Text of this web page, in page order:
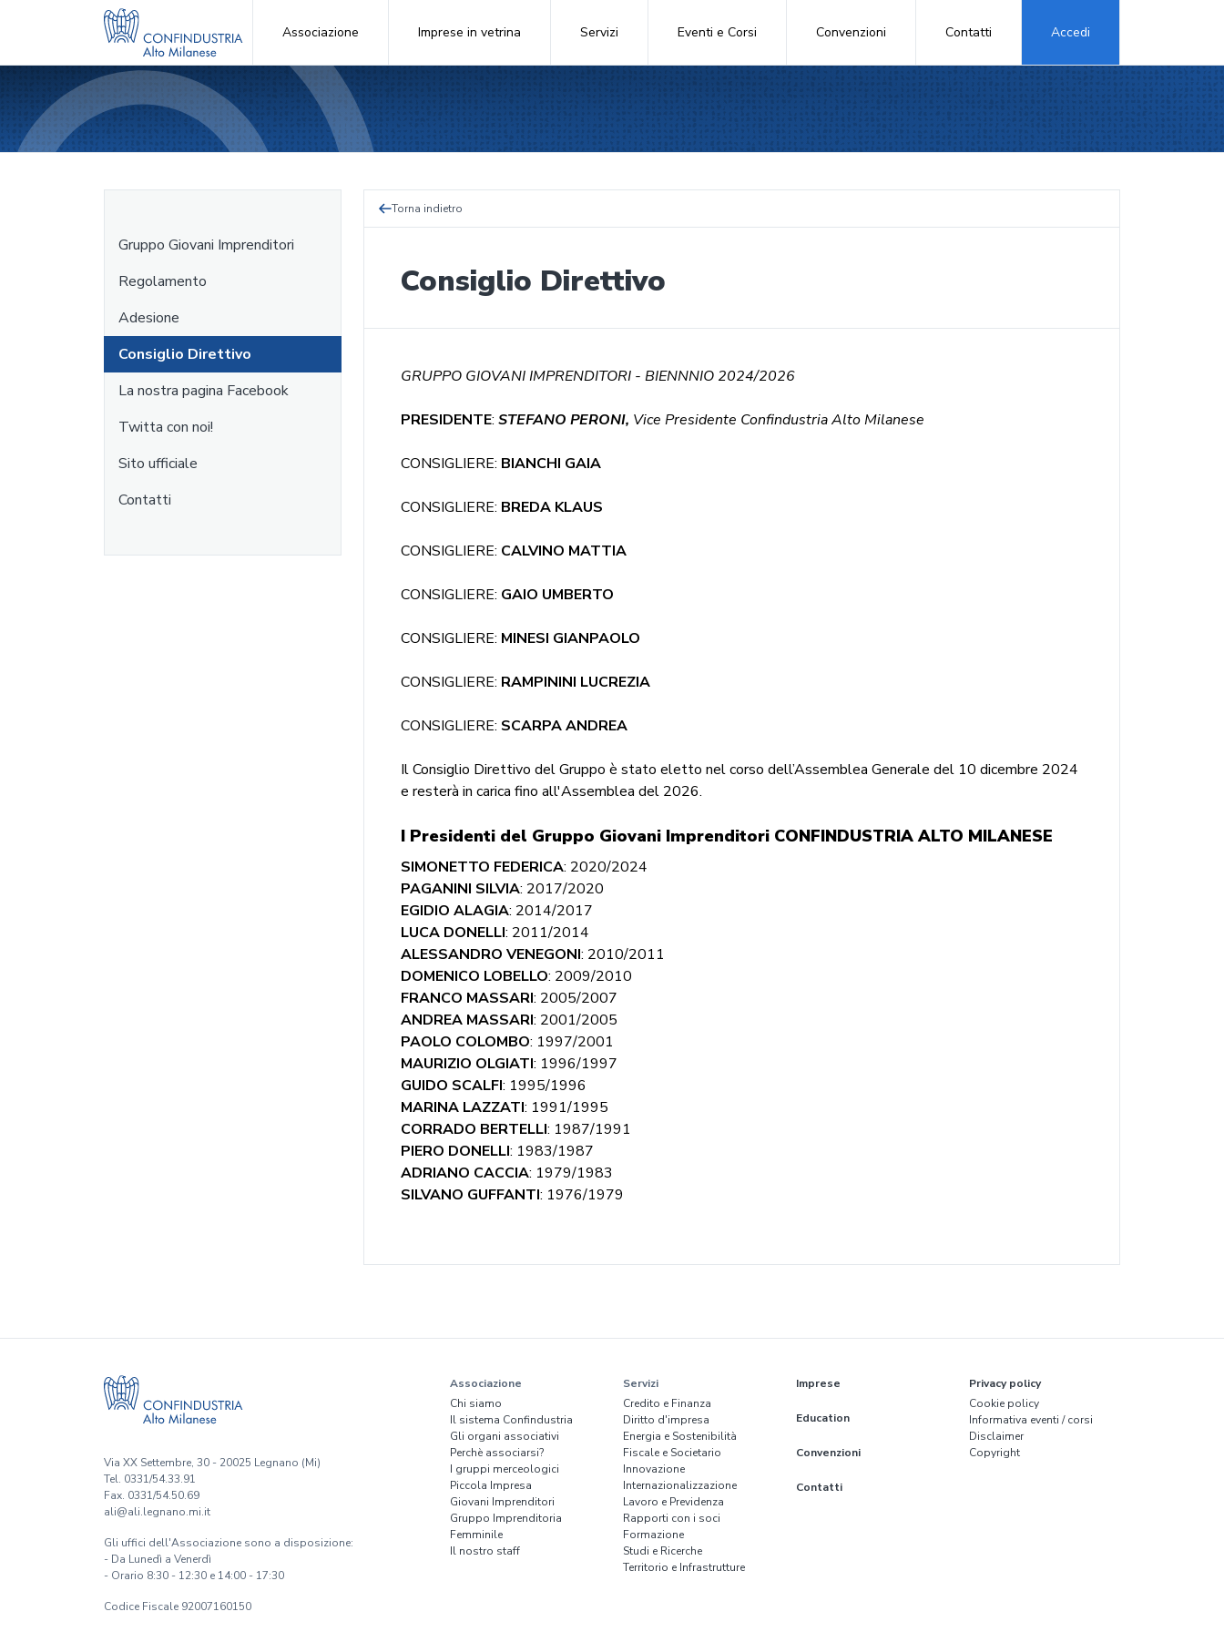
Associazione Imprese in vetrina Servizi Eventi e Corsi Convenzioni Contatti Accedi
Gruppo Giovani Imprenditori
Regolamento
Adesione
Consiglio Direttivo
La nostra pagina Facebook
Twitta con noi!
Sito ufficiale
Contatti
Torna indietro
Consiglio Direttivo
GRUPPO GIOVANI IMPRENDITORI - BIENNNIO 2024/2026
PRESIDENTE: STEFANO PERONI, Vice Presidente Confindustria Alto Milanese
CONSIGLIERE: BIANCHI GAIA
CONSIGLIERE: BREDA KLAUS
CONSIGLIERE: CALVINO MATTIA
CONSIGLIERE: GAIO UMBERTO
CONSIGLIERE: MINESI GIANPAOLO
CONSIGLIERE: RAMPININI LUCREZIA
CONSIGLIERE: SCARPA ANDREA
Il Consiglio Direttivo del Gruppo è stato eletto nel corso dell’Assemblea Generale del 10 dicembre 2024
e resterà in carica fino all'Assemblea del 2026.
I Presidenti del Gruppo Giovani Imprenditori CONFINDUSTRIA ALTO MILANESE
SIMONETTO FEDERICA: 2020/2024
PAGANINI SILVIA: 2017/2020
EGIDIO ALAGIA: 2014/2017
LUCA DONELLI: 2011/2014
ALESSANDRO VENEGONI: 2010/2011
DOMENICO LOBELLO: 2009/2010
FRANCO MASSARI: 2005/2007
ANDREA MASSARI: 2001/2005
PAOLO COLOMBO: 1997/2001
MAURIZIO OLGIATI: 1996/1997
GUIDO SCALFI: 1995/1996
MARINA LAZZATI: 1991/1995
CORRADO BERTELLI: 1987/1991
PIERO DONELLI: 1983/1987
ADRIANO CACCIA: 1979/1983
SILVANO GUFFANTI: 1976/1979
Via XX Settembre, 30 - 20025 Legnano (Mi)
Tel. 0331/54.33.91
Fax. 0331/54.50.69
ali@ali.legnano.mi.it
Gli uffici dell'Associazione sono a disposizione:
- Da Lunedì a Venerdì
- Orario 8:30 - 12:30 e 14:00 - 17:30
Codice Fiscale 92007160150
Associazione
Chi siamo
Il sistema Confindustria
Gli organi associativi
Perchè associarsi?
I gruppi merceologici
Piccola Impresa
Giovani Imprenditori
Gruppo Imprenditoria
Femminile
Il nostro staff
Servizi
Credito e Finanza
Diritto d'impresa
Energia e Sostenibilità
Fiscale e Societario
Innovazione
Internazionalizzazione
Lavoro e Previdenza
Rapporti con i soci
Formazione
Studi e Ricerche
Territorio e Infrastrutture
Imprese
Education
Convenzioni
Contatti
Privacy policy
Cookie policy
Informativa eventi / corsi
Disclaimer
Copyright